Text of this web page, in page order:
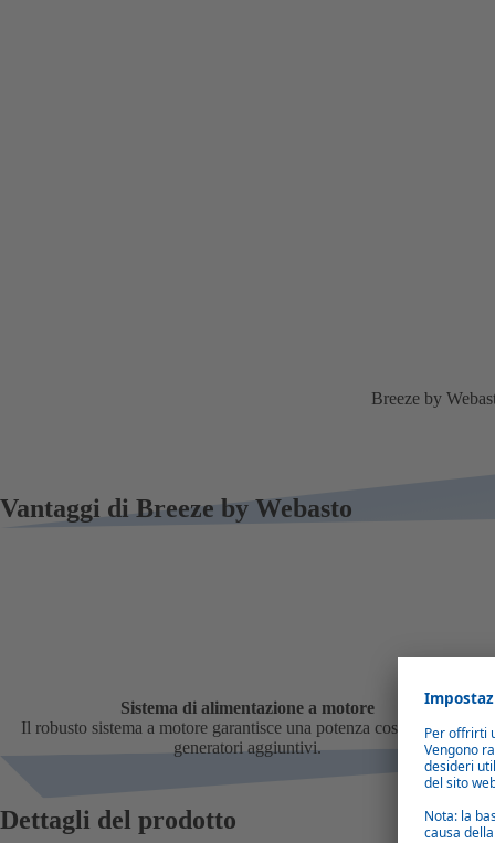
Breeze by
Vantaggi di Breeze by Webasto
Sistema di alimentazione a motore
Il robusto sistema a motore garantisce una potenza costante senza
generatori aggiuntivi.
Dettagli del prodotto